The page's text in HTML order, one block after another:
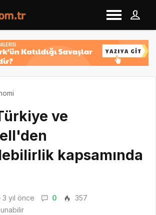
ve
kapsamında
3 yıl önce 0
357